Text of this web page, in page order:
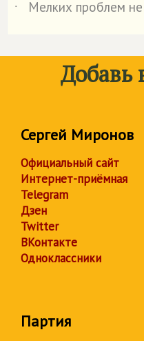
˙
Мелких проблем
Добавь
Сергей Миронов
Официальный сайт
Интернет-приёмная
Telegram
Дзен
Twitter
ВКонтакте
Одноклассники
Партия